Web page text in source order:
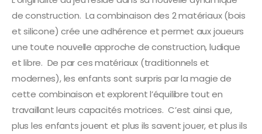
de construction. La combinaison des 2 matériaux (bois
et silicone) crée une adhérence et permet aux joueurs
une toute nouvelle approche de construction, ludique
et libre. De par ces matériaux (traditionnels et
modernes), les enfants sont surpris par la magie de
cette combinaison et explorent l’équilibre tout en
travaillant leurs capacités motrices. C’est ainsi que,
plus les enfants jouent et plus ils savent jouer, et plus ils